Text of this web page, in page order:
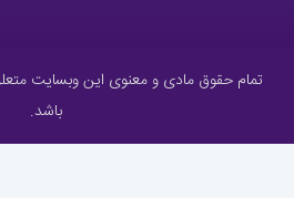
تمام حقوق مادی و معنوی این وبسایت
باشد.